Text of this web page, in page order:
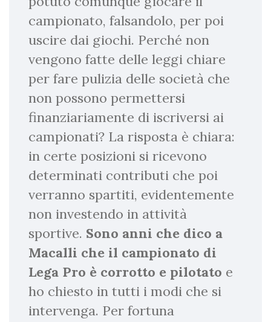
campionato, falsandolo, per poi
uscire dai giochi. Perché non
vengono fatte delle leggi chiare
per fare pulizia delle società che
non possono permettersi
finanziariamente di iscriversi ai
campionati? La risposta è chiara:
in certe posizioni si ricevono
determinati contributi che poi
verranno spartiti, evidentemente
non investendo in attività
sportive. Sono anni che dico a
Macalli che il campionato di
Lega Pro è corrotto e pilotato e
ho chiesto in tutti i modi che si
intervenga. Per fortuna